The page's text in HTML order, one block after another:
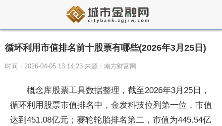
循环利用市值排名前十股票有哪些(2026年3月25日)
时间：2026-04-05 13:14:23 来源：南方财富网
概念库股票工具数据整理，截至2026年3月25日，
循环利用股票市值排名中，金发科技位列第一位，市值
达到451.08亿元；赛轮轮胎排名第二，市值为445.54亿